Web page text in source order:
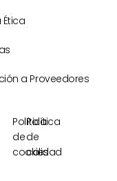
a Proveedores
Política
de
cookies
Política
de
calidad